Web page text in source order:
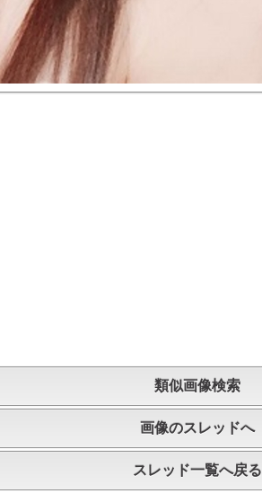
類似画像検索
画像のスレッドへ
スレッド一覧へ戻る